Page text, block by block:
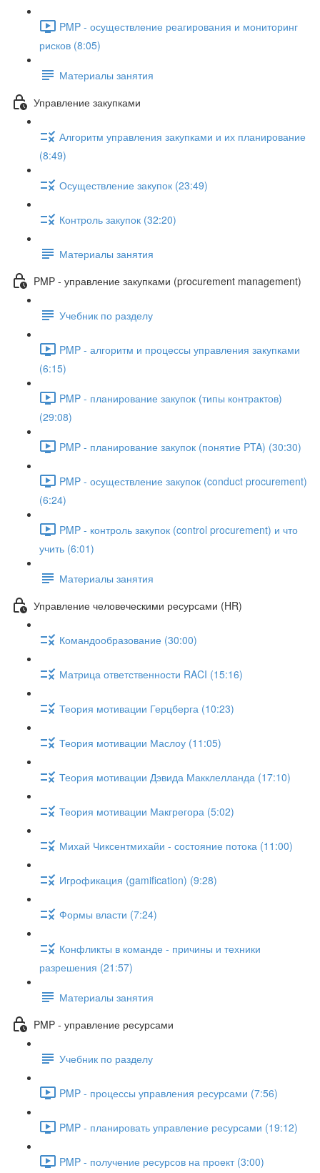
PMP - осуществление реагирования и мониторинг
рисков (8:05)
Материалы занятия
Управление закупками
Алгоритм управления закупками и их планирование
(8:49)
Осуществление закупок (23:49)
Контроль закупок (32:20)
Материалы занятия
PMP - управление закупками (procurement management)
Учебник по разделу
PMP - алгоритм и процессы управления закупками
(6:15)
PMP - планирование закупок (типы контрактов)
(29:08)
PMP - планирование закупок (понятие PTA) (30:30)
PMP - осуществление закупок (conduct procurement)
(6:24)
PMP - контроль закупок (control procurement) и что
учить (6:01)
Материалы занятия
Управление человеческими ресурсами (HR)
Командообразование (30:00)
Матрица ответственности RACI (15:16)
Теория мотивации Герцберга (10:23)
Теория мотивации Маслоу (11:05)
Теория мотивации Дэвида Макклелланда (17:10)
Теория мотивации Макгрегора (5:02)
Михай Чиксентмихайи - состояние потока (11:00)
Игрофикация (gamification) (9:28)
Формы власти (7:24)
Конфликты в команде - причины и техники
разрешения (21:57)
Материалы занятия
PMP - управление ресурсами
Учебник по разделу
PMP - процессы управления ресурсами (7:56)
PMP - планировать управление ресурсами (19:12)
PMP - получение ресурсов на проект (3:00)